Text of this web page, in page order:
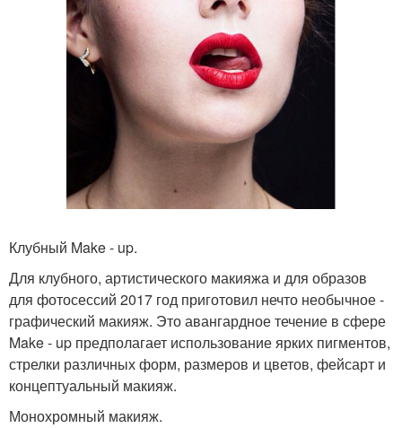
Клубный Make - up.
Для клубного, артистического макияжа и для образов
для фотосессий 2017 год приготовил нечто необычное -
графический макияж. Это авангардное течение в сфере
Make - up предполагает использование ярких пигментов,
стрелки различных форм, размеров и цветов, фейсарт и
концептуальный макияж.
Монохромный макияж.